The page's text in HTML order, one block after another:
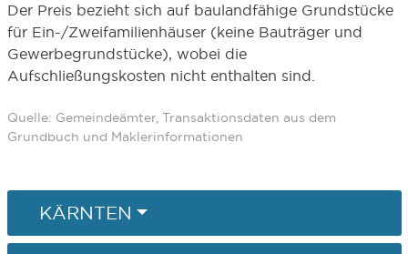
Der Preis bezieht sich auf baulandfähige Grundstücke
für Ein-/Zweifamilienhäuser (keine Bauträger und
Gewerbegrundstücke), wobei die
Aufschließungskosten nicht enthalten sind.
Quelle: Gemeindeämter, Transaktionsdaten aus dem
Grundbuch und Maklerinformationen
KÄRNTEN